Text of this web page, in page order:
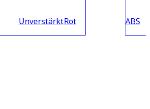
UnverstärktRot ABS